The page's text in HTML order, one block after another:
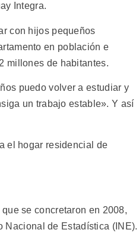
Integra.
con hijos pequeños
en población e
millones de habitantes.
puedo volver a estudiar y
un trabajo estable». Y así
el hogar residencial de
se concretaron en 2008,
Nacional de Estadística (INE).